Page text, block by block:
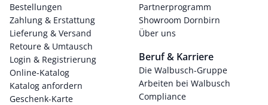
Bestellungen
Zahlung & Erstattung
Lieferung & Versand
Retoure & Umtausch
Login & Registrierung
Online-Katalog
Katalog anfordern
Geschenk-Karte
Partnerprogramm
Showroom Dornbirn
Über uns
Beruf & Karriere
Die Walbusch-Gruppe
Arbeiten bei Walbusch
Compliance